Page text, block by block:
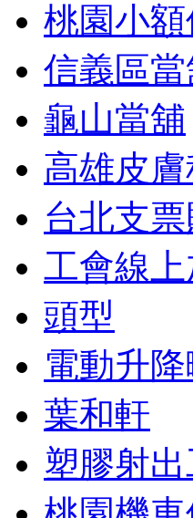
桃園小額
信義區當
龜山當舖
高雄皮膚
台北支
工會線
頭型
電動升
葉和軒
塑膠射